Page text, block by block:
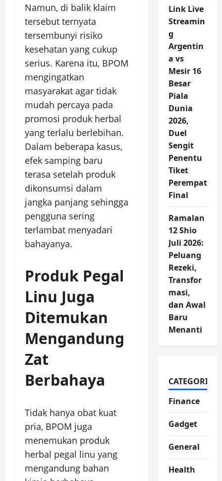
Namun, di balik klaim
tersebut ternyata
tersembunyi risiko
kesehatan yang cukup
serius. Karena itu, BPOM
mengingatkan
masyarakat agar tidak
mudah percaya pada
promosi produk herbal
yang terlalu berlebihan.
Dalam beberapa kasus,
efek samping baru
terasa setelah produk
dikonsumsi dalam
jangka panjang sehingga
pengguna sering
terlambat menyadari
bahayanya.
Produk Pegal
Linu Juga
Ditemukan
Mengandung
Zat
Berbahaya
Tidak hanya obat kuat
pria, BPOM juga
menemukan produk
herbal pegal linu yang
mengandung bahan
Link Live
Streamin
g
Argentin
a vs
Mesir 16
Besar
Piala
Dunia
2026,
Duel
Sengit
Penentu
Tiket
Perempat
Final
Ramalan
12 Shio
Juli 2026:
Peluang
Rezeki,
Transfor
masi,
dan Awal
Baru
Menanti
CATEGORIES
Finance
Gadget
General
Health